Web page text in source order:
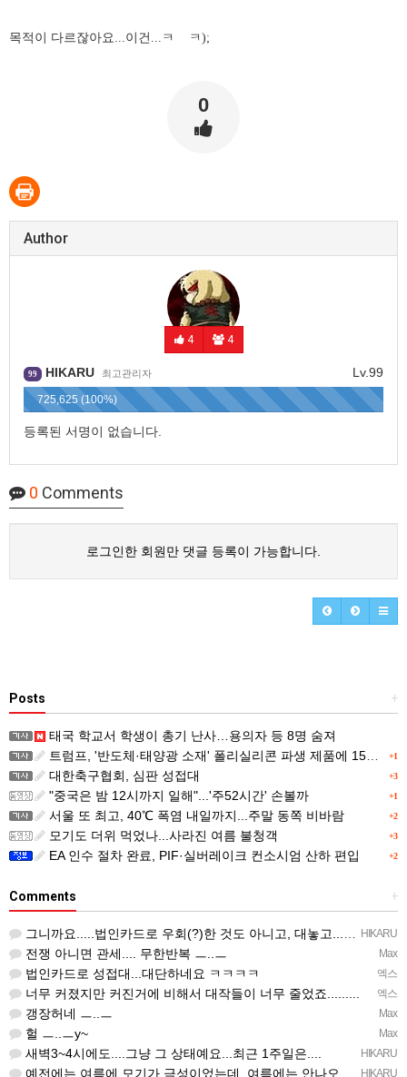
목적이 다르잖아요...이건...ㅋ ㅋ);
0
Author
4 4
Lv.99
99 HIKARU 최고관리자
725,625 (100%)
등록된 서명이 없습니다.
0 Comments
로그인한 회원만 댓글 등록이 가능합니다.
+
Posts
태국 학교서 학생이 총기 난사…용의자 등 8명 숨져
+1
트럼프, '반도체·태양광 소재' 폴리실리콘 파생 제품에 15% 관세...한국 기업도 영향
+3
대한축구협회, 심판 성접대
+1
"중국은 밤 12시까지 일해"...'주52시간' 손볼까
+2
서울 또 최고, 40℃ 폭염 내일까지...주말 동쪽 비바람
+3
모기도 더위 먹었나...사라진 여름 불청객
+2
EA 인수 절차 완료, PIF·실버레이크 컨소시엄 산하 편입
+
Comments
HIKARU
그니까요.....법인카드로 우회(?)한 것도 아니고, 대놓고...ㅋ ㅋ)
Max
전쟁 아니면 관세.... 무한반복 ㅡ..ㅡ
엑스
법인카드로 성접대...대단하네요 ㅋㅋㅋㅋ
엑스
너무 커졌지만 커진거에 비해서 대작들이 너무 줄었죠.........
Max
갱장허네 ㅡ..ㅡ
Max
헐 ㅡ..ㅡy~
HIKARU
새벽3~4시에도....그냥 그 상태예요...최근 1주일은....
HIKARU
예전에는 여름에 모기가 극성이었는데, 여름에는 안나오는 것 같은.....ㅎ ㅎ)